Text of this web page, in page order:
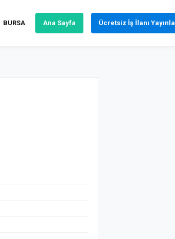
BURSA Ana Sayfa Ücretsiz İş İlanı Yayınla